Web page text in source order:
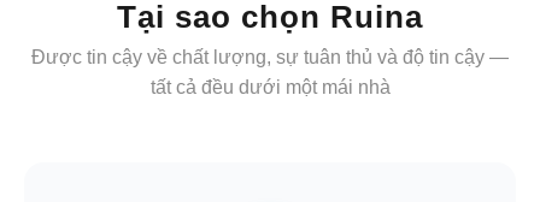
Tại sao chọn Ruina
Được tin cậy về chất lượng, sự tuân thủ và độ tin cậy —
tất cả đều dưới một mái nhà